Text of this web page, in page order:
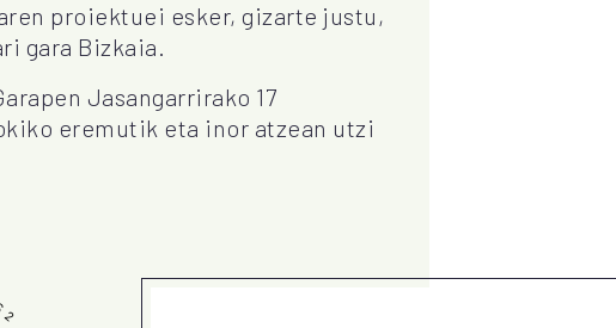
proiektuei esker, gizarte justu,
gara Bizkaia.
Jasangarrirako 17
eremutik eta inor atzean utzi